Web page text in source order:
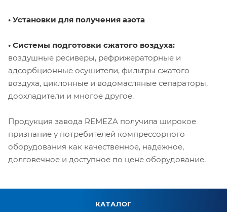
• Установки для получения азота
• Системы подготовки сжатого воздуха:
воздушные ресиверы, рефрижераторные и
адсорбционные осушители, фильтры сжатого
воздуха, циклонные и водомасляные сепараторы,
доохладители и многое другое.
Продукция завода REMEZA получила широкое
признание у потребителей компрессорного
оборудования как качественное, надежное,
долговечное и доступное по цене оборудование.
КАТАЛОГ